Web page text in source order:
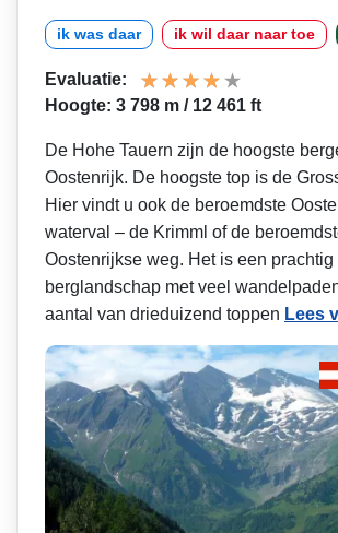
ik was daar ik wil daar naar toe
Evaluatie:
Hoogte: 3 798 m / 12 461 ft
De Hohe Tauern zijn de hoogste
Oostenrijk. De hoogste top is de
Hier vindt u ook de beroemdste
waterval – de Krimml of de
Oostenrijkse weg. Het is een prachtig
berglandschap met veel
aantal van drieduizend toppen Lees